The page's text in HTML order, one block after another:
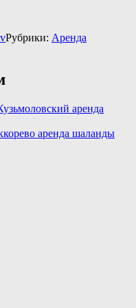
Рубрики: Аренда
аренда
аренда шаланды